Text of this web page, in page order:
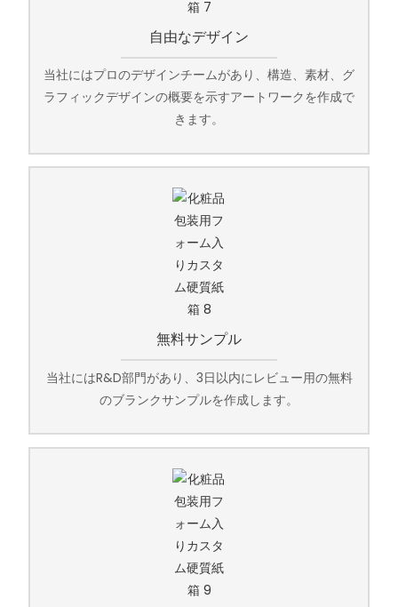
自由なデザイン
当社にはプロのデザインチームがあり、構造、素材、グ
ラフィックデザインの概要を示すアートワークを作成で
きます。
無料サンプル
当社にはR&D部門があり、3日以内にレビュー用の無料
のブランクサンプルを作成します。